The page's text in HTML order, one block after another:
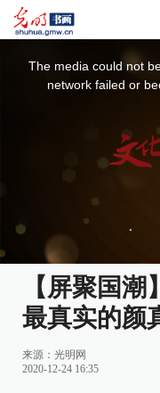
The media could not
network failed or
【屏聚国
最真实的颜
来源： 光明网
2020-12-24 16:35